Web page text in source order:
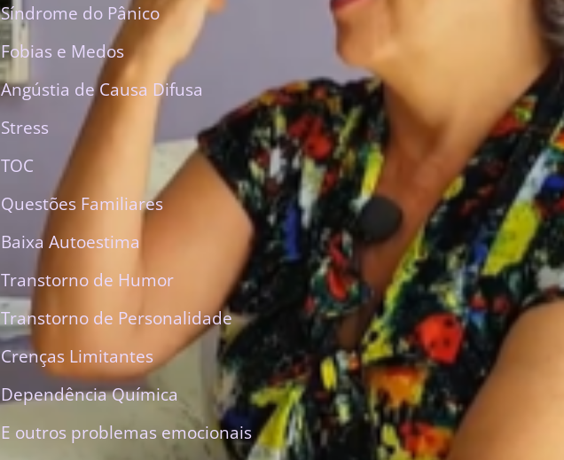
Síndrome do Pânico
Fobias e Medos
Angústia de Causa Difusa
Stress
TOC
Questões Familiares
Baixa Autoestima
Transtorno de Humor
Transtorno de Personalidade
Crenças Limitantes
Dependência Química
E outros problemas emocionais